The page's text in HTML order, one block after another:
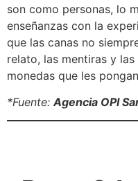
son como personas, lo
enseñanzas con la
que las canas no
relato, las mentiras y
monedas que les
*Fuente: Agencia OPI